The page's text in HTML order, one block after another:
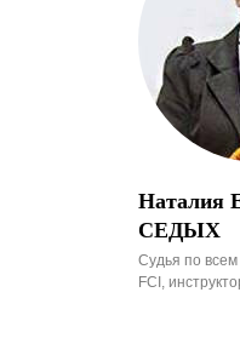
Наталия
СЕДЫХ
Судья по
FCI,